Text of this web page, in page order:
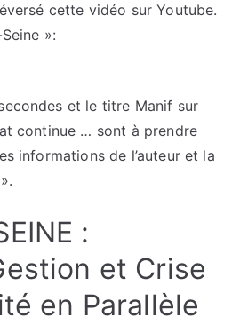
cette vidéo sur Youtube.
»:
et le titre Manif sur
continue … sont à prendre
informations de l’auteur et la
».
:
et Crise
en Parallèle